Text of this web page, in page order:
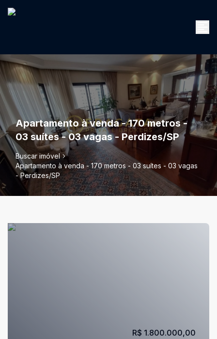
Apartamento à venda - 170 metros -
03 suítes - 03 vagas - Perdizes/SP
Buscar imóvel
Apartamento à venda - 170 metros - 03 suítes - 03 vagas
- Perdizes/SP
R$ 1.800.000,00